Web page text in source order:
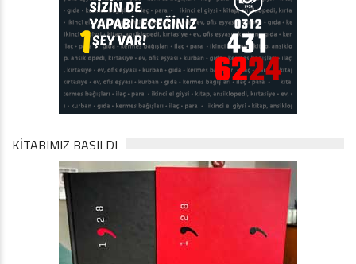
KİTABIMIZ BASILDI